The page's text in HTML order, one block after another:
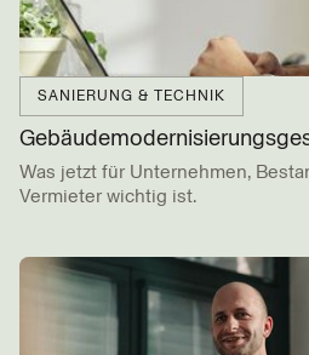
BEITRAG
Was jetzt für Unternehmen,
Vermieter wichtig ist.
SANIERUNG & TECHNIK